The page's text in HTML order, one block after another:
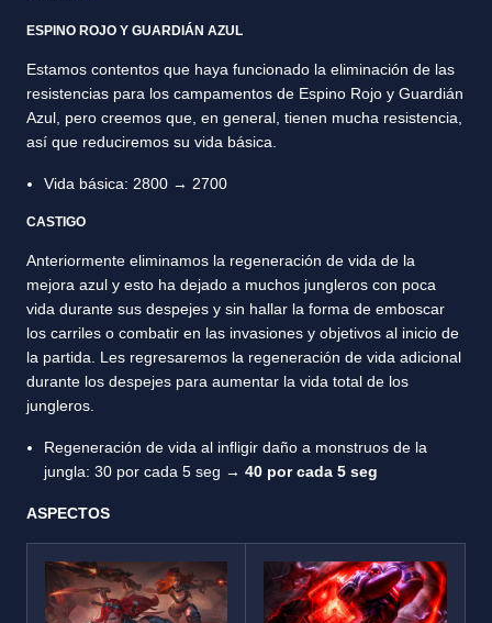
ESPINO ROJO Y GUARDIÁN AZUL
Estamos contentos que haya funcionado la eliminación de las
resistencias para los campamentos de Espino Rojo y Guardián
Azul, pero creemos que, en general, tienen mucha resistencia,
así que reduciremos su vida básica.
Vida básica: 2800 → 2700
CASTIGO
Anteriormente eliminamos la regeneración de vida de la
mejora azul y esto ha dejado a muchos jungleros con poca
vida durante sus despejes y sin hallar la forma de emboscar
los carriles o combatir en las invasiones y objetivos al inicio de
la partida. Les regresaremos la regeneración de vida adicional
durante los despejes para aumentar la vida total de los
jungleros.
Regeneración de vida al infligir daño a monstruos de la
jungla: 30 por cada 5 seg → 40 por cada 5 seg
ASPECTOS